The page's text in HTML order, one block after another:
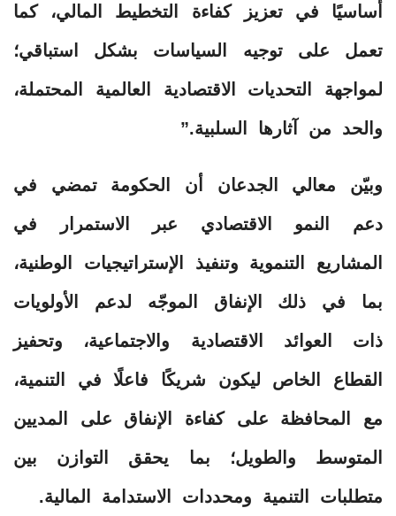
أساسيًا في تعزيز كفاءة التخطيط المالي، كما
تعمل على توجيه السياسات بشكل استباقي؛
لمواجهة التحديات الاقتصادية العالمية المحتملة،
والحد من آثارها السلبية.”
وبيّن معالي الجدعان أن الحكومة تمضي في
دعم النمو الاقتصادي عبر الاستمرار في
المشاريع التنموية وتنفيذ الإستراتيجيات الوطنية،
بما في ذلك الإنفاق الموجّه لدعم الأولويات
ذات العوائد الاقتصادية والاجتماعية، وتحفيز
القطاع الخاص ليكون شريكًا فاعلًا في التنمية،
مع المحافظة على كفاءة الإنفاق على المديين
المتوسط والطويل؛ بما يحقق التوازن بين
متطلبات التنمية ومحددات الاستدامة المالية.